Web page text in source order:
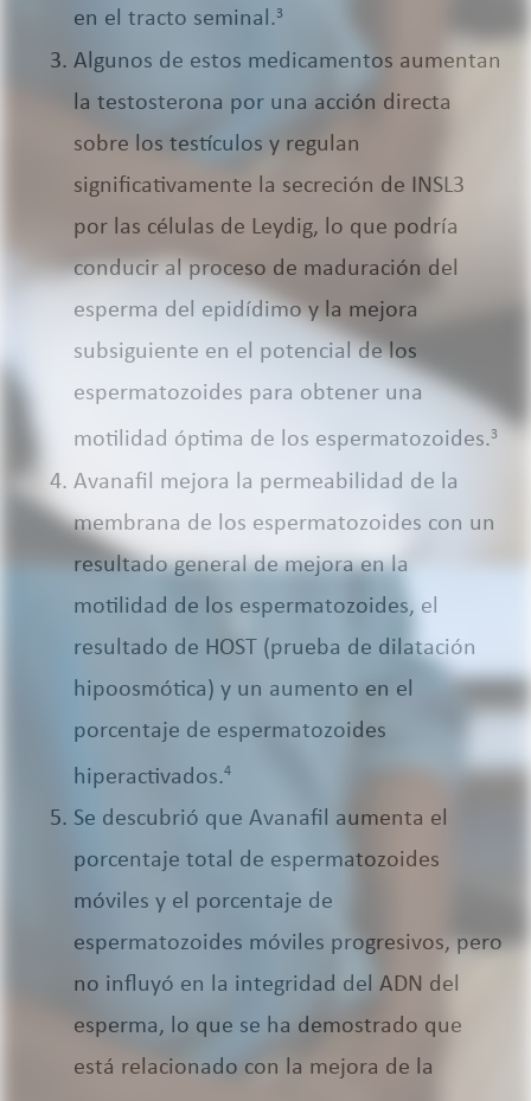
en el tracto seminal.3
Algunos de estos medicamentos aumentan
la testosterona por una acción directa
sobre los testículos y regulan
significativamente la secreción de INSL3
por las células de Leydig, lo que podría
conducir al proceso de maduración del
esperma del epidídimo y la mejora
subsiguiente en el potencial de los
espermatozoides para obtener una
motilidad óptima de los espermatozoides.3
Avanafil mejora la permeabilidad de la
membrana de los espermatozoides con un
resultado general de mejora en la
motilidad de los espermatozoides, el
resultado de HOST (prueba de dilatación
hipoosmótica) y un aumento en el
porcentaje de espermatozoides
hiperactivados.4
Se descubrió que Avanafil aumenta el
porcentaje total de espermatozoides
móviles y el porcentaje de
espermatozoides móviles progresivos, pero
no influyó en la integridad del ADN del
esperma, lo que se ha demostrado que
está relacionado con la mejora de la